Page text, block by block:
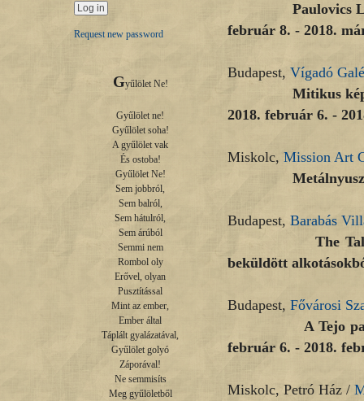
Request new password
Gyűlölet Ne!
Gyűlölet ne!
Gyűlölet soha!
A gyűlölet vak
És ostoba!
Gyűlölet Ne!
Sem jobbról,
Sem balról,
Sem hátulról,
Sem árúból
Semmi nem
Rombol oly
Erővel, olyan
Pusztítással
Mint az ember,
Ember által
Táplált gyalázatával,
Gyűlölet golyó
Záporával!
Ne semmisíts
Meg gyűlöletből
Paulovics László
február 8. - 2018.
Budapest, Vígadó
Mitikus
2018. február 6. -
Miskolc, Mission Art
Budapest, Barabás
The Talent –
beküldött
Budapest, Fővárosi
A Tejo
február 6. - 2018.
Miskolc, Petró Ház /